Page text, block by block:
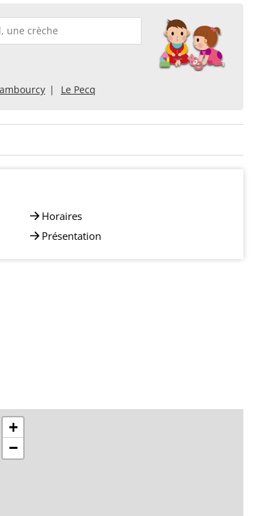
Le Pecq
Horaires
Présentation
+
−